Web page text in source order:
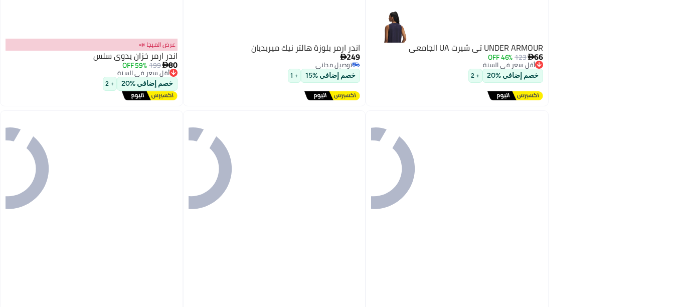
UNDER ARMOUR تي شيرت UA الجامعي
66
123
46% OFF
أقل سعر في السنة
توصيل مجاني
أقل سعر في السنة
خصم إضافي %20 + 2
3
اندر ارمر بلوزة هالتر نيك ميريديان
249
توصيل مجاني
توصيل مجاني
خصم إضافي %15 + 1
3
عرض الميجا 📣
اندر ارمر خزان يدوي سلس
80
199
59% OFF
أقل سعر في السنة
توصيل مجاني
أقل سعر في السنة
خصم إضافي %20 + 2